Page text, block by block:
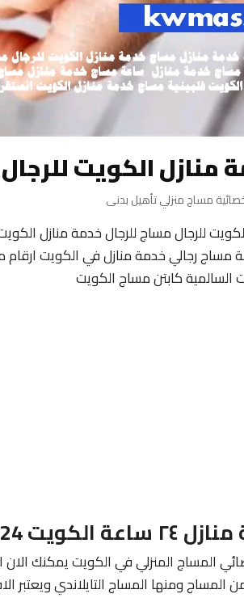
منازل الكويت للرجال
مساج منزلي تأهيل بدنى
للرجال مساج للرجال خدمة منازل
٢٤ ساعة مساج رجالي خدمة منازل في
السالمية كابتن مساج الكويت
24 ساعة
المساج المنزلي في الكويت يمكنك الان
المساج ومنها المساج التايلاندي ويعتبر